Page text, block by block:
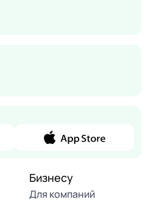
Бизнесу
Для компаний